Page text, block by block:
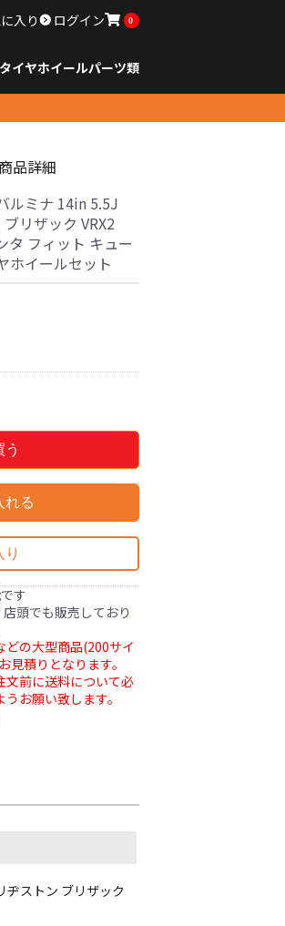
入り ログイン 0
タイヤホイールパーツ類
商品詳細
ルミナ 14in 5.5J
リザック VRX2
タ フィット キュー
ホイールセット
う
れる
り
す
頭でも販売しており
の大型商品(200サイ
見積りとなります。
文前に送料について必
お願い致します。
ヂストン ブリザック